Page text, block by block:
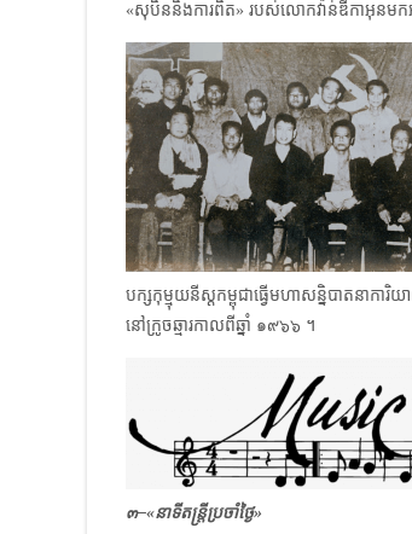
«សុបិននិងការពិត» របស់លោក​វ៉ាន់ឌីកាអុន​មក
បក្សកុម្មុយនីស្តកម្ពុជាធ្វើមហាសន្និបាតនាកា
​នៅក្រូចឆ្មារកាលពីឆ្នាំ ๑๙๖๖ ​។
๓–«នាទីតន្ត្រីប្រចាំថ្ងៃ»